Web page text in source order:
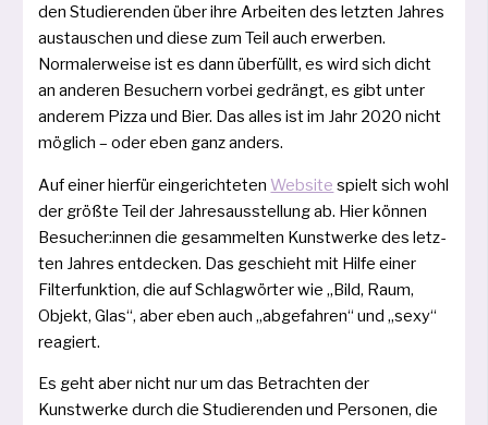
den Studierenden über ihre Arbeiten des letz­ten Jahres
aus­tau­schen und die­se zum Teil auch erwer­ben.
Normalerweise ist es dann über­füllt, es wird sich dicht
an ande­ren Besuchern vor­bei gedrängt, es gibt unter
ande­rem Pizza und Bier. Das alles ist im Jahr 2020 nicht
mög­lich – oder eben ganz anders.
Auf einer hier­für ein­ge­rich­te­ten Website spielt sich wohl
der größ­te Teil der Jahresausstellung ab. Hier kön­nen
Besucher:innen die gesam­mel­ten Kunstwerke des letz­
ten Jahres ent­de­cken. Das geschieht mit Hilfe einer
Filterfunktion, die auf Schlagwörter wie „Bild, Raum,
Objekt, Glas“, aber eben auch „abge­fah­ren“ und „sexy“
reagiert.
Es geht aber nicht nur um das Betrachten der
Kunstwerke durch die Studierenden und Personen, die